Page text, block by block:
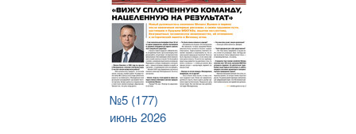
№5 (177)
июнь 2026